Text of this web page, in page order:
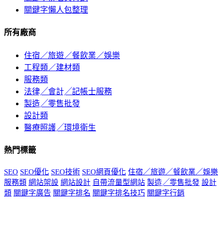
關鍵字懶人包整理
所有廠商
住宿／旅遊／餐飲業／娛樂
工程類／建材類
服務類
法律╱會計╱記帳士服務
製造╱零售批發
設計類
醫療照護╱環境衛生
熱門標籤
SEO SEO優化 SEO技術 SEO網頁優化 住宿／旅遊／餐飲業／娛樂
服務類 網站架設 網站設計 自帶流量型網站 製造╱零售批發 設計
類 關鍵字廣告 關鍵字排名 關鍵字排名技巧 關鍵字行銷